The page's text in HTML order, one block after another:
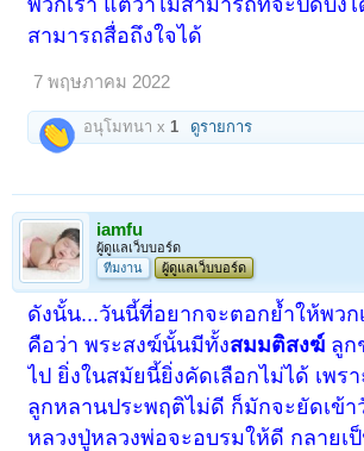
พวกเรา แต่ว่าไม่สามารถที่จะปิดบังไ
สามารถสื่อถึงใจได้
7 พฤษภาคม 2022
อนุโมทนา x1 ดูรายการ
iamfu
ผู้ดูแลเว็บบอร์ด
ทีมงาน
ผู้ดูแลเว็บบอร์ด
ดังนั้น...วันนี้ที่อยากจะตอกย้ำให้พวก
คือว่า พระสงฆ์นั้นมีทั้งสมมติสงฆ์ ลูก
ไป ยิ่งในสมัยนี้ยิ่งคัดเลือกไม่ได้ เพร
ลูกหลานประพฤติไม่ดี ก็มักจะยัดเข้า
หลวงปู่หลวงพ่อจะอบรมให้ดี กลายเป็